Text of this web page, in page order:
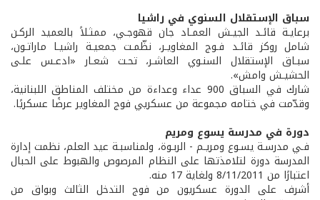
سباق الإستقلال السنوي في راشيا
برعايـة قائـد الجيـش العمـاد جان قهوجـي، ممثـلاً بالعميد الركـن
شامل روكز قائـد فـوج المغاويـر، نظّمـت جمعيـة راشيـا ماراتـون،
سبـاق الإستقلال السنـوي العاشـر، تحـت شعـار «ادعـس علـى
الحشيـش وامش».
شارك في السباق 900 عداء وعداءة من مختلف المناطق اللبنانية،
وقدّمت في ختامه مجموعة من عسكريي فوج المغاوير عرضًا عسكريًا.
دورة في مدرسة يسوع ومريم
فـي مدرسـة يسـوع ومريـم - الربـوة، ولمناسبـة عيد العلم، نظمت إدارة
المدرسة دورة لتلامذتها على النظام المرصوص والهبوط على الحبال
اعتبارًا من 8/11/2011 ولغاية 17 منه.
أشرف على الدورة عسكريون من فوج التدخل الثالث وبواق من